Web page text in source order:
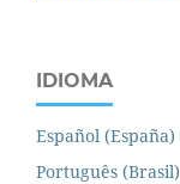
IDIOMA
Español (España)
Português (Brasil)